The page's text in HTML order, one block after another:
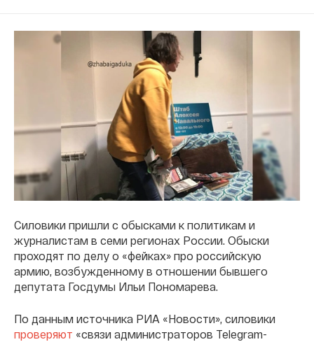
Силовики пришли с обысками к политикам и
журналистам в семи регионах России. Обыски
проходят по делу о «фейках» про российскую
армию, возбужденному в отношении бывшего
депутата Госдумы Ильи Пономарева.
По данным источника РИА «Новости», силовики
проверяют «связи администраторов Telegram-